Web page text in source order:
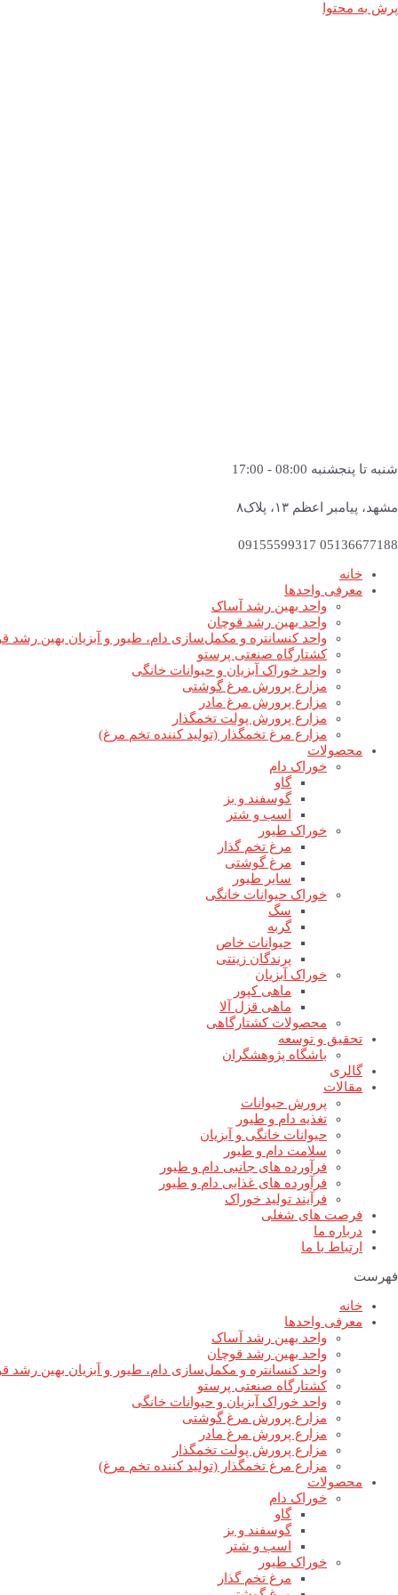
پرش به محتوا
شنبه تا پنجشنبه 08:00 - 17:00
مشهد، پیامبر اعظم ۱۳، پلاک۸
05136677188 09155599317
خانه
معرفی واحدها
واحد بهین رشد آساک
واحد بهین رشد قوچان
واحد کنسانتره و مکمل‌سازی دام، طیور و آبزیان بهین رشد
کشتارگاه صنعتی پرستو
واحد خوراک آبزیان و حیوانات خانگی
مزارع پرورش مرغ گوشتی
مزارع پرورش مرغ مادر
مزارع پرورش پولت تخمگذار
مزارع مرغ تخمگذار (تولید کننده تخم مرغ)
محصولات
خوراک دام
گاو
گوسفند و بز
اسب و شتر
خوراک طیور
مرغ تخم گذار
مرغ گوشتی
سایر طیور
خوراک حیوانات خانگی
سگ
گربه
حیوانات خاص
پرندگان زینتی
خوراک آبزیان
ماهی کپور
ماهی قزل آلا
محصولات کشتارگاهی
تحقیق و توسعه
باشگاه پژوهشگران
گالری
مقالات
پرورش حیوانات
تغذیه دام و طیور
حیوانات خانگی و آبزیان
سلامت دام و طیور
فرآورده های جانبی دام و طیور
فرآورده های غذایی دام و طیور
فرآیند تولید خوراک
فرصت های شغلی
درباره ما
ارتباط با ما
فهرست
خانه
معرفی واحدها
واحد بهین رشد آساک
واحد بهین رشد قوچان
واحد کنسانتره و مکمل‌سازی دام، طیور و آبزیان بهین رشد
کشتارگاه صنعتی پرستو
واحد خوراک آبزیان و حیوانات خانگی
مزارع پرورش مرغ گوشتی
مزارع پرورش مرغ مادر
مزارع پرورش پولت تخمگذار
مزارع مرغ تخمگذار (تولید کننده تخم مرغ)
محصولات
خوراک دام
گاو
گوسفند و بز
اسب و شتر
خوراک طیور
مرغ تخم گذار